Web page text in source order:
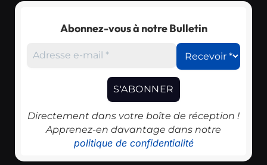
Abonnez-vous à notre Bulletin
Directement dans votre boîte de réception !
Apprenez-en davantage dans notre
politique de confidentialité